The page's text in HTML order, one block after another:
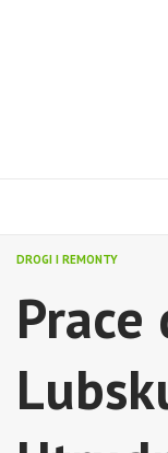
DROGI I REMONTY